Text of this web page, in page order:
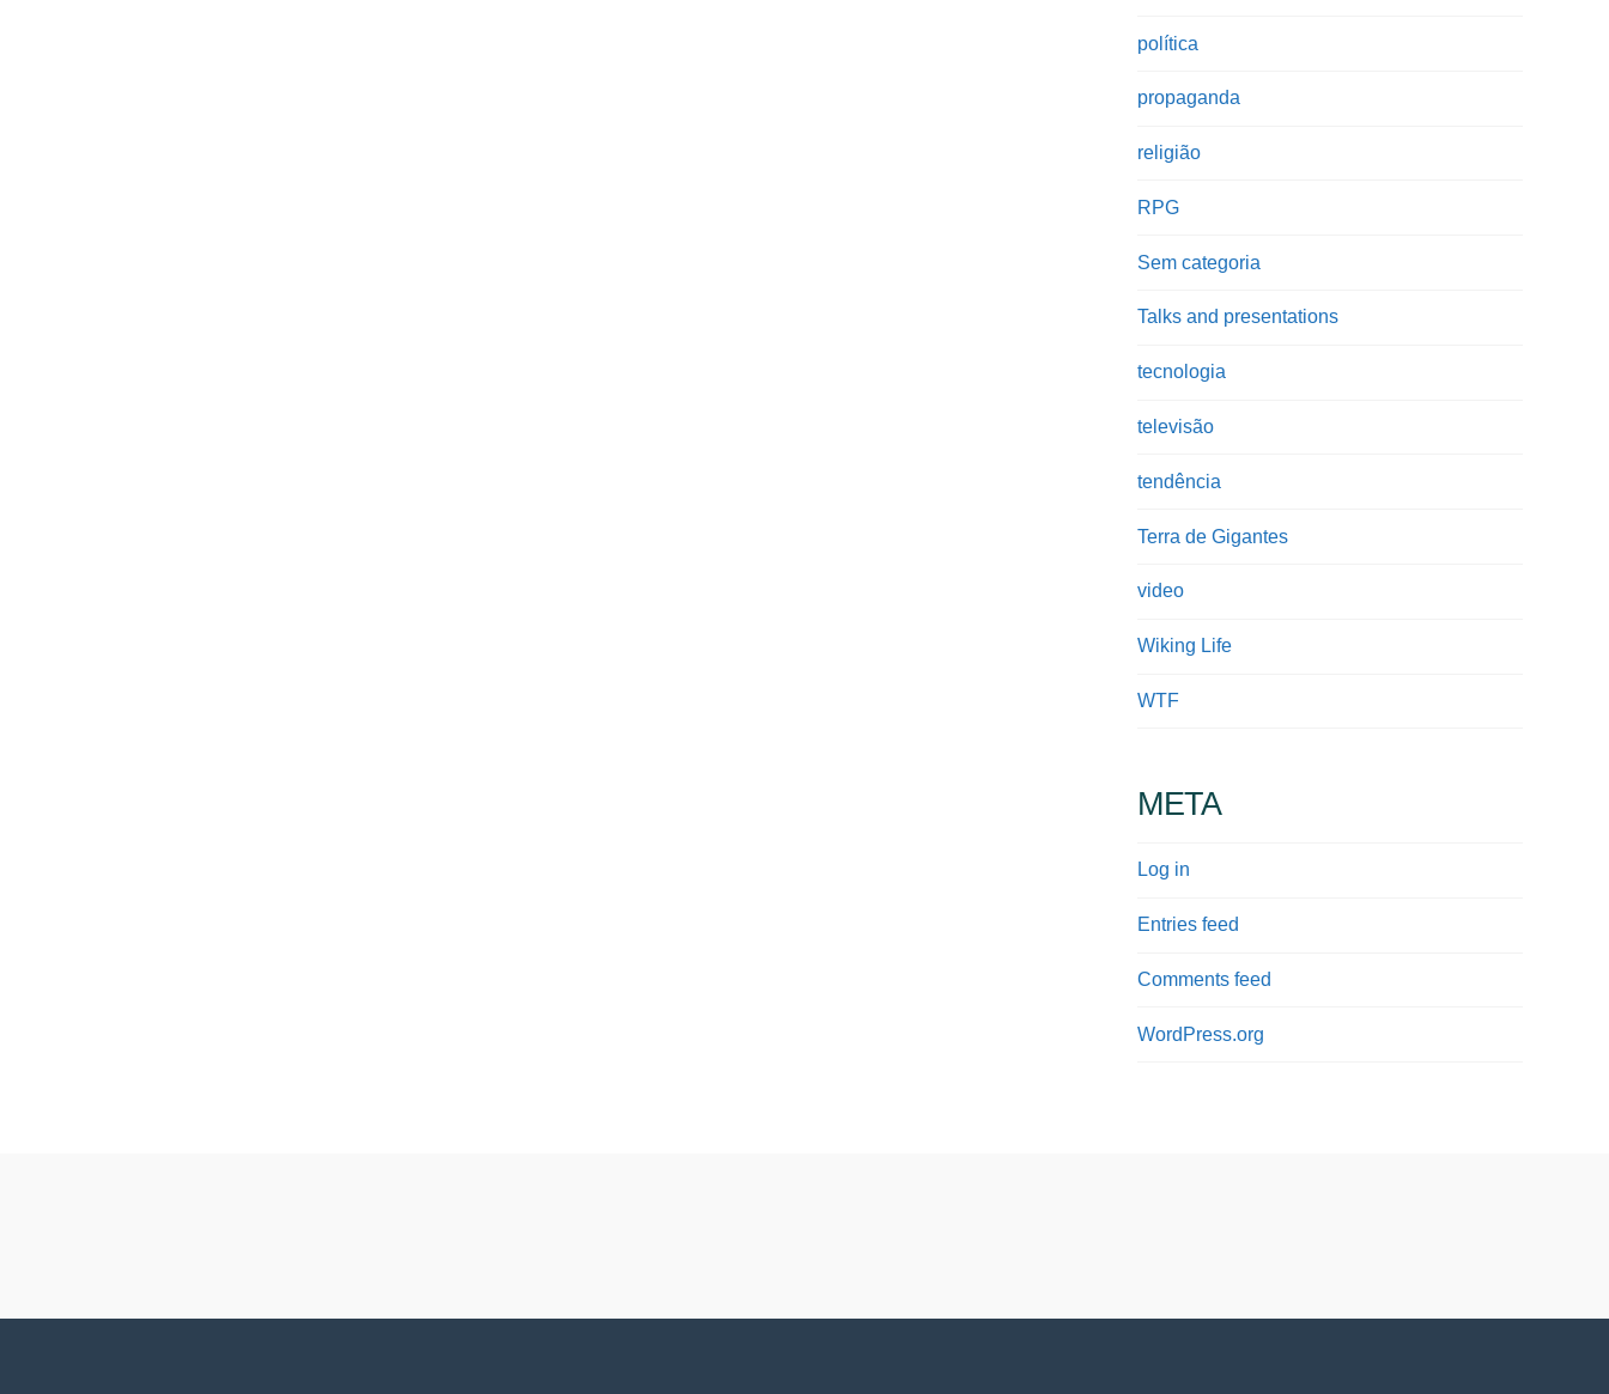
política
propaganda
religião
RPG
Sem categoria
Talks and presentations
tecnologia
televisão
tendência
Terra de Gigantes
video
Wiking Life
WTF
META
Log in
Entries feed
Comments feed
WordPress.org